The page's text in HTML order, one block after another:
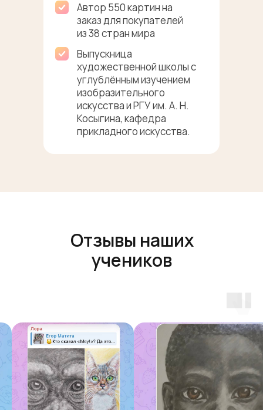
Автор 550 картин на
заказ для покупателей
из 38 стран мира
Выпускница
художественной школы с
углублённым изучением
изобразительного
искусства и РГУ им. А. Н.
Косыгина, кафедра
прикладного искусства.
Отзывы наших
учеников